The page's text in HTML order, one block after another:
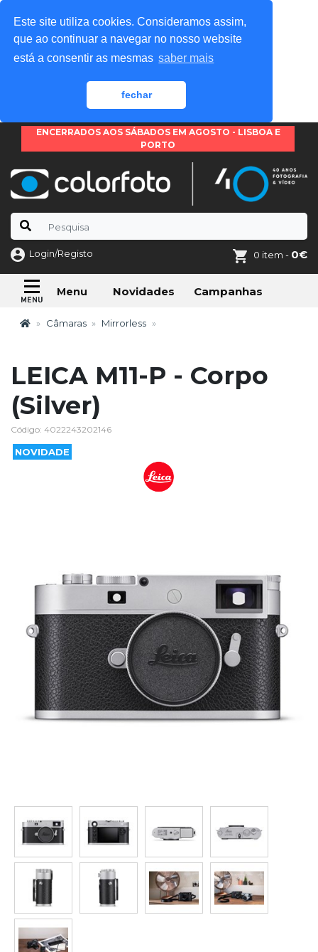
Este site utiliza cookies. Consideramos assim,
que ao continuar a navegar no nosso website
está a consentir as mesmas saber mais
fechar
ENCERRADOS AOS SÁBADOS EM AGOSTO - LISBOA E
PORTO
Login/Registo 0 item - 0€
Menu Novidades Campanhas
Câmaras Mirrorless
LEICA M11-P - Corpo
(Silver)
Código: 4022243202146
NOVIDADE